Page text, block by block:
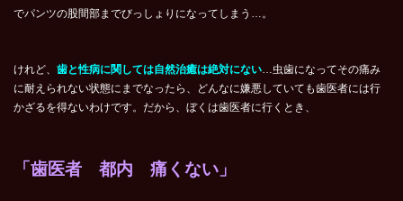
でパンツの股間部までびっしょりになってしまう…。
けれど、 歯と性病に関しては自然治癒は絶対にない…虫歯になってその痛み
に耐えられない状態にまでなったら、どんなに嫌悪していても歯医者には行
かざるを得ないわけです。だから、ぼくは歯医者に行くとき、
「歯医者 都内 痛くない」